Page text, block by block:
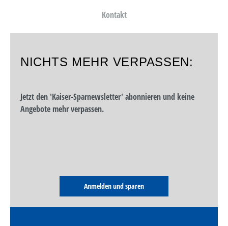
Kontakt
NICHTS MEHR VERPASSEN:
Jetzt den 'Kaiser-Sparnewsletter' abonnieren und keine
Angebote mehr verpassen.
Anmelden und sparen